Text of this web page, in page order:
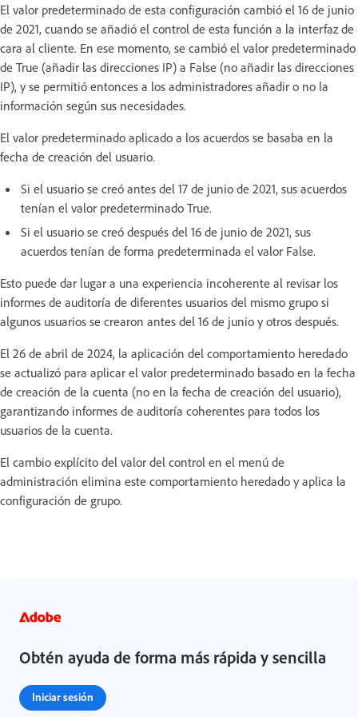
El valor predeterminado de esta configuración cambió el 16 de junio
de 2021, cuando se añadió el control de esta función a la interfaz de
cara al cliente. En ese momento, se cambió el valor predeterminado
de True (añadir las direcciones IP) a False (no añadir las direcciones
IP), y se permitió entonces a los administradores añadir o no la
información según sus necesidades.
El valor predeterminado aplicado a los acuerdos se basaba en la
fecha de creación del usuario.
Si el usuario se creó antes del 17 de junio de 2021, sus acuerdos
tenían el valor predeterminado True.
Si el usuario se creó después del 16 de junio de 2021, sus
acuerdos tenían de forma predeterminada el valor False.
Esto puede dar lugar a una experiencia incoherente al revisar los
informes de auditoría de diferentes usuarios del mismo grupo si
algunos usuarios se crearon antes del 16 de junio y otros después.
El 26 de abril de 2024, la aplicación del comportamiento heredado
se actualizó para aplicar el valor predeterminado basado en la fecha
de creación de la cuenta (no en la fecha de creación del usuario),
garantizando informes de auditoría coherentes para todos los
usuarios de la cuenta.
El cambio explícito del valor del control en el menú de
administración elimina este comportamiento heredado y aplica la
configuración de grupo.
Obtén ayuda de forma más rápida y sencilla
Iniciar sesión